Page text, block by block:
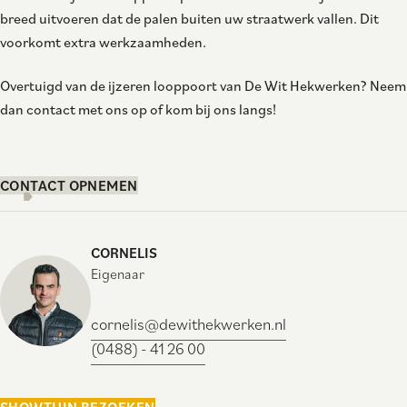
breed uitvoeren dat de palen buiten uw straatwerk vallen. Dit
voorkomt extra werkzaamheden.
Overtuigd van de ijzeren looppoort van De Wit Hekwerken? Neem
dan contact met ons op of kom bij ons langs!
CONTACT OPNEMEN
CORNELIS
Eigenaar
cornelis@dewithekwerken.nl
(0488) - 41 26 00